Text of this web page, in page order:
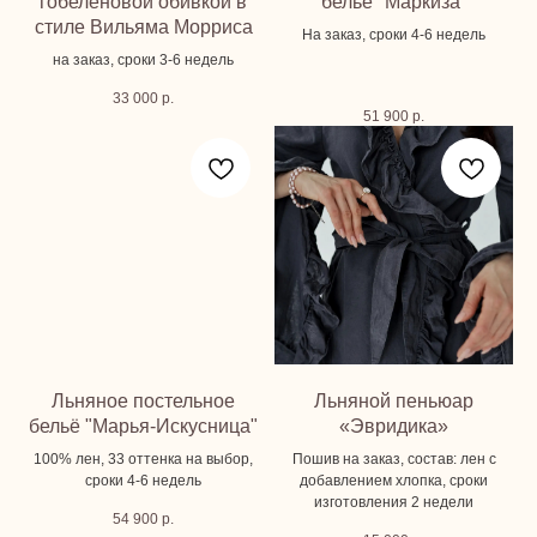
стиле Вильяма Морриса
на заказ, сроки 3-6 недель
33 000 р.
На заказ, сроки 4-6 недель
51 900 р.
Льняное постельное
бельё "Марья-Искусница"
100% лен, 33 оттенка на выбор,
сроки 4-6 недель
54 900 р.
Льняной пеньюар
«Эвридика»
Пошив на заказ, состав: лен с
добавлением хлопка, сроки
изготовления 2 недели